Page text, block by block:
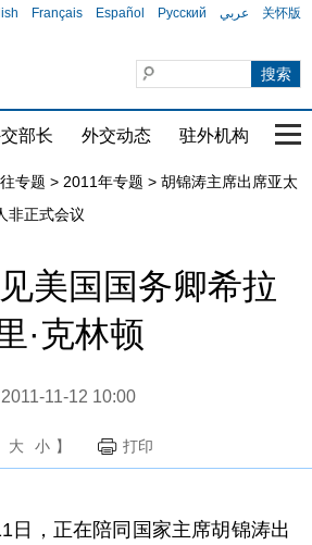
Français Español Русский عربي 关怀版
部长 外交动态 驻外机构 国
专题 > 2011年专题 > 胡锦涛主席出席亚太
非正式会议
美国国务卿希拉
·克林顿
2011-11-12 10:00
大 小 】 打印
，正在陪同国家主席胡锦涛出